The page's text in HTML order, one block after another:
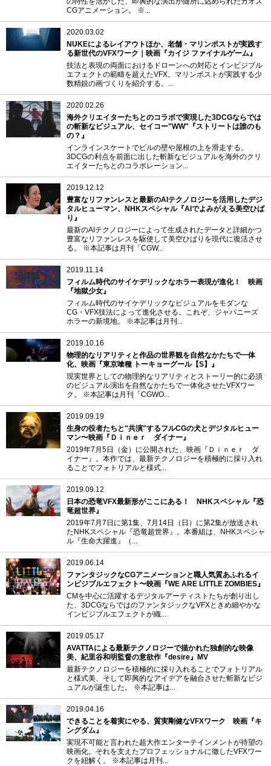
CGアニメーション。 ※...
2020.03.02
NUKEによるレイアウトほか、老舗・マリンポストが実践す
る新世代のVFXワーク｜映画『カイジ ファイナルゲーム』
技法と表現の両面におけるドローンへの対応とインビジブル
エフェクトの範疇を超えたVFX。マリンポストが実践する少
数精鋭の画づくりを紹介する。...
2020.02.26
海外クリエイターたちとのコラボで実現した3DCGならでは
の斬新なビジュアル、セイコー"WW"『ストリートは誰のも
の？』
インラインスケートでビルの壁や屋根の上を滑走する。
3DCGの利点を前面に出した斬新なビジュアルを海外のクリ
エイターたちとのコラボレーション...
2019.12.12
豊富なリファンレスと最新のAIテクノロジーを活用したデジ
タルヒューマン、NHKスペシャル『AIでよみがえる美空ひば
り』
最新のAIテクノロジーによって生成されたデータと詳細かつ
豊富なリファンレスを駆使して美空ひばりを現代に復活させ
る。 ※本記事は月刊「CGW...
2019.11.14
フィルム時代のサイケデリックなホラー表現が進化！ 映画
『地獄少女』
フィルム時代のサイケデリックなビジュアルをモダンな
CG・VFX技法によって進化させる。これぞ、ジャパニーズ
ホラーの新境地。 ※本記事は月刊...
2019.10.16
物理的なリアリティと作品の世界観を自然なかたちで一体
化、映画『東京喰種 トーキョーグール【S】』
現実世界としての物理的なリアリティとストーリー的に必須
のビジュアル演出を自然なかたちで一体化させたVFXワー
ク。 ※本記事は月刊「CGWO...
2019.09.19
生身の役者たちと"共演"するフルCGの犬とデジタルヒュー
マン〜映画『Ｄｉｎｅｒ ダイナー』
2019年7月5日（金）に公開された、映画『Ｄｉｎｅｒ ダ
イナー』。本作では、最新テクノロジーを積極的に採り入れ
ることでフォトリアルと様式...
2019.09.12
日本の恐竜VFX最新形がここにある！ NHKスペシャル『恐
竜超世界』
2019年7月7日に第1集、7月14日（日）に第2集が放送され
たNHKスペシャル『恐竜超世界』。本番組は、NHKスペシャ
ル『生命大躍進』（...
2019.06.14
ファンタジックなCGアニメーションと職人気質あふれるイ
ンビジブルエフェクト〜映画『WE ARE LITTLE ZOMBIES』
CMを中心に活躍するデジタルアーティストたちが創り出し
た、3DCGならではのファンタジックなVFXときめ細やかな
インビジブルエフェクトが織...
2019.05.17
AVATTAによる最新テクノロジーで描かれた独創的な映像
美、紀里谷和明監督の意欲作『desire』MV
最新テクノロジーを積極的に採り入れることでフォトリアル
と様式美、そして即興的なアイデアを融合させた斬新なビジ
ュアルが誕生した。 ※本記事は...
2019.04.16
できることを着実にやる、質実剛健なVFXワーク 映画『キ
ングダム』
実現不可能と言われた超大作エンターテインメントが待望の
映画化。それを支えたプロフェッショナルに徹したVFXワー
クを紐解く。 ※本記事は月刊...